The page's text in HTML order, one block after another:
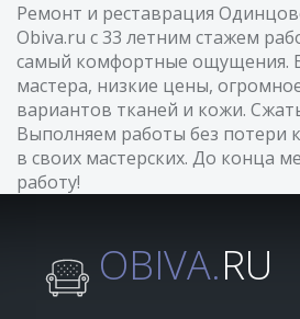
Ремонт и реставрация
Obiva.ru с 33 летним стажем
самый комфортные ощущения.
мастера, низкие цены,
вариантов тканей и кожи.
Выполняем работы без потери
в своих мастерских. До конца
работу!
OBIVA.RU